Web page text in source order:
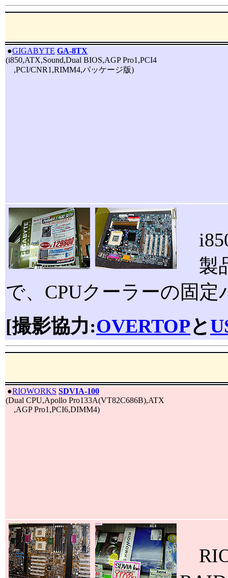
●GIGABYTE GA-8TX
(i850,ATX,Sound,Dual BIOS,AGP Pro1,PCI4
,PCI/CNR1,RIMM4,パッケージ版)
製
で、CPUクーラーの固
[撮影協力:OVERTOPと
●RIOWORKS SDVIA-100
(Dual CPU,Apollo Pro133A(VT82C686B),ATX
,AGP Pro1,PCI6,DIMM4)